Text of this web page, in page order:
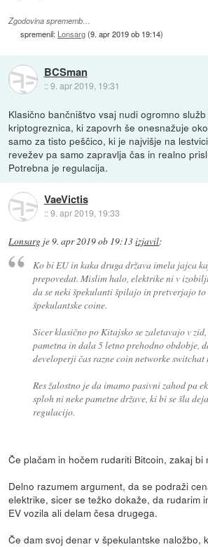
Zgodovina sprememb…
spremenil: Lonsarg(9. apr 2019 ob 19:14)
BCSman
::9. apr 2019, 19:31
Klasično bančništvo vsaj nudi ogromno
kriptogreznica, ki zapovrh še onesnažuje
samo za tisto peščico, ki je najvišje na
revežev pa samo zapravlja čas in realno
Potrebna je regulacija.
VaeVictis
::9. apr 2019, 19:33
Lonsarg je9. apr 2019 ob 19:13izjavil:
Ko bi EU in kaka druga država imela jajca
prepovedat. Mislim halo, elektrike ni v
da se neki špekulanti špilajo in pretverjajo
špekulantske coine.
Sicer klasično po Kitajsko se zaletavajo v
pametna in dala 5 letno prehodno obdobje,
developerji čas razne coin networke switchat
Res žalostno je da imamo pasivni zahod pa
sploh ni neke pametne države, ki bi se šla
regulacijo.
Če plačam in hočem rudariti Bitcoin, zakaj bi
Delno razumem argument, da se podraži
elektrike, sicer se težko dokaže, da rudarim
EV vozila ali delam česa drugega.
Če dam svoj denar v špekulantske naložbo,